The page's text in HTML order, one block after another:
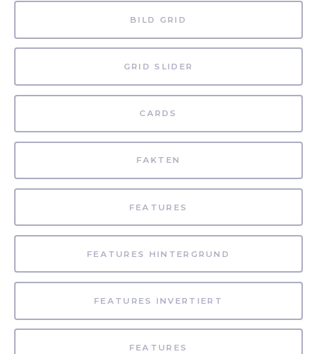
BILD GRID
GRID SLIDER
CARDS
FAKTEN
FEATURES
FEATURES HINTERGRUND
FEATURES INVERTIERT
FEATURES